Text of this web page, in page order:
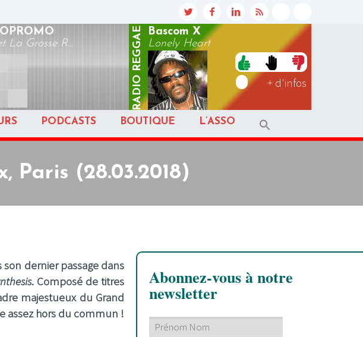
La Grosse R...
RADIO
REGGAE
Bascom X
Lonely Heart
+ d'infos
PODCASTS BOUTIQUE L’ASSO
Paris (28.03.2018)
dernier passage dans
. Composé de titres
majestueux du Grand
assez hors du commun !
Abonnez-vous à notre
newsletter